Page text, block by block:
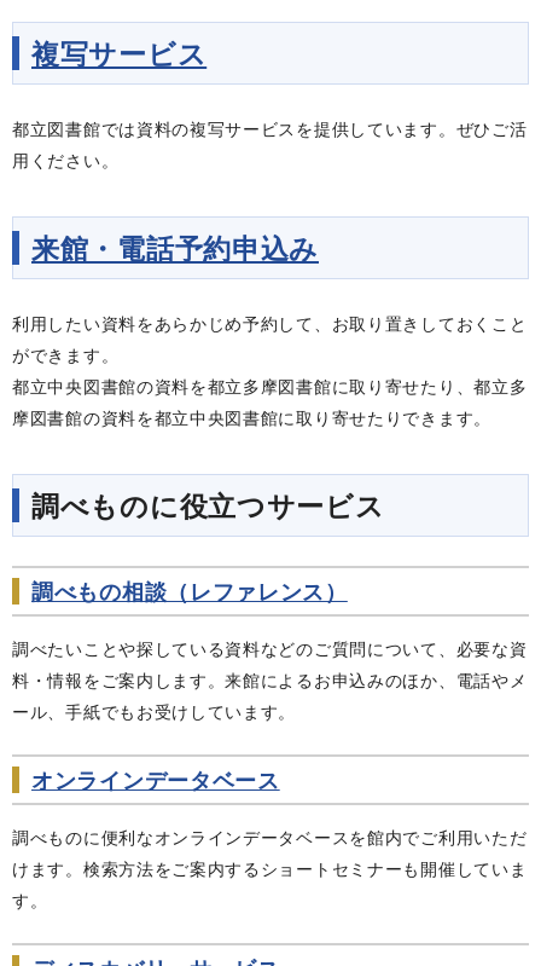
複写サービス
都立図書館では資料の複写サービスを提供しています。ぜひご活
用ください。
来館・電話予約申込み
利用したい資料をあらかじめ予約して、お取り置きしておくこと
ができます。
都立中央図書館の資料を都立多摩図書館に取り寄せたり、都立多
摩図書館の資料を都立中央図書館に取り寄せたりできます。
調べものに役立つサービス
調べもの相談（レファレンス）
調べたいことや探している資料などのご質問について、必要な資
料・情報をご案内します。来館によるお申込みのほか、電話やメ
ール、手紙でもお受けしています。
オンラインデータベース
調べものに便利なオンラインデータベースを館内でご利用いただ
けます。検索方法をご案内するショートセミナーも開催していま
す。